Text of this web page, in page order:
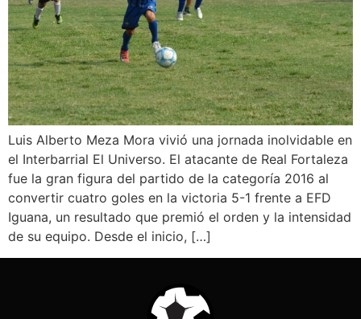
Luis Alberto Meza Mora vivió una jornada inolvidable en
el Interbarrial El Universo. El atacante de Real Fortaleza
fue la gran figura del partido de la categoría 2016 al
convertir cuatro goles en la victoria 5-1 frente a EFD
Iguana, un resultado que premió el orden y la intensidad
de su equipo. Desde el inicio, […]